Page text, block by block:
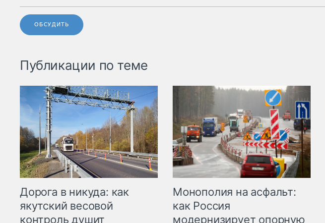
ОБСУДИТЬ
Публикации по теме
Дорога в никуда: как
якутский весовой
контроль душит
Монополия на асфальт:
как Россия
модернизирует опорную